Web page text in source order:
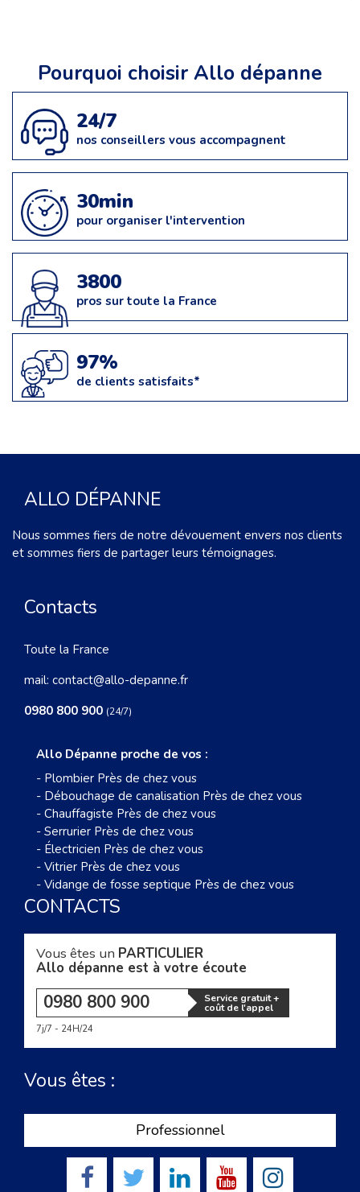
Pourquoi choisir Allo dépanne
24/7
nos conseillers vous accompagnent
30min
pour organiser l'intervention
3800
pros sur toute la France
97%
de clients satisfaits*
ALLO DÉPANNE
Nous sommes fiers de notre dévouement envers nos clients
et sommes fiers de partager leurs témoignages.
Contacts
Toute la France
mail: contact@allo-depanne.fr
0980 800 900 (24/7)
Allo Dépanne proche de vos :
- Plombier Près de chez vous
- Débouchage de canalisation Près de chez vous
- Chauffagiste Près de chez vous
- Serrurier Près de chez vous
- Électricien Près de chez vous
- Vitrier Près de chez vous
- Vidange de fosse septique Près de chez vous
CONTACTS
Vous êtes un PARTICULIER
Allo dépanne est à votre écoute
0980 800 900 Service gratuit +
coût de l'appel
7j/7 - 24H/24
Vous êtes :
Professionnel